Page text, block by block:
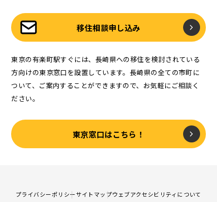
移住相談申し込み
東京の有楽町駅すぐには、長崎県への移住を検討されている
方向けの東京窓口を設置しています。長崎県の全ての市町に
ついて、ご案内することができますので、お気軽にご相談く
ださい。
東京窓口はこちら！
プライバシーポリシーサイトマップウェブアクセシビリティについて